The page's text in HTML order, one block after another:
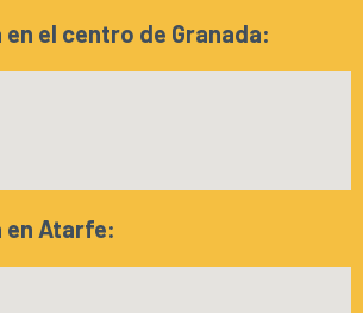
el centro de Granada:
en Atarfe: